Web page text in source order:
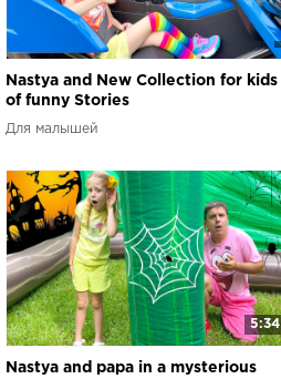
Nastya and New Collection for kids
of funny Stories
Для малышей
5:34
Nastya and papa in a mysterious